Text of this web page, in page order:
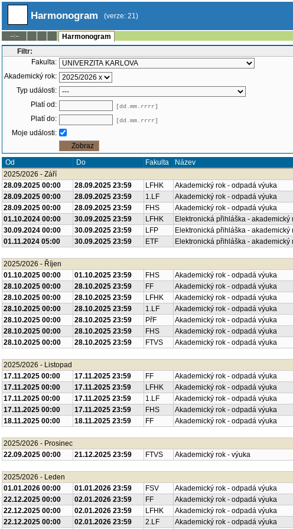
Harmonogram (verze: 21)
--:--
Harmonogram
Filtr:
Fakulta:
Akademický rok:
Typ události:
Platí od:
[dd.mm.rrrr]
Platí do: [dd.mm.rrrr]
Moje události:
Od
Fakulta Název
2025/2026 - Září
28.09.2025 00:00
28.09.2025 23:59 LFHK Akademický rok - odpadá výuka
28.09.2025 00:00
28.09.2025 23:59 1.LF Akademický rok - odpadá výuka
28.09.2025 00:00
28.09.2025 23:59 FHS Akademický rok - odpadá výuka
01.10.2024 00:00
30.09.2025 23:59 LFHK Elektronická přihláška - akademický
30.09.2024 00:00
30.09.2025 23:59 LFP Elektronická přihláška - akademický
2025/2026 - Říjen
01.10.2025 00:00
01.10.2025 23:59 FHS Akademický rok - odpadá výuka
28.10.2025 00:00
28.10.2025 23:59 FF Akademický rok - odpadá výuka
28.10.2025 00:00
28.10.2025 23:59 LFHK Akademický rok - odpadá výuka
28.10.2025 00:00
28.10.2025 23:59 1.LF Akademický rok - odpadá výuka
28.10.2025 00:00
28.10.2025 23:59 PřF Akademický rok - odpadá výuka
28.10.2025 00:00
28.10.2025 23:59 FHS Akademický rok - odpadá výuka
2025/2026 - Listopad
17.11.2025 00:00
17.11.2025 23:59 FF Akademický rok - odpadá výuka
17.11.2025 00:00
17.11.2025 23:59 LFHK Akademický rok - odpadá výuka
17.11.2025 00:00
17.11.2025 23:59 1.LF Akademický rok - odpadá výuka
17.11.2025 00:00
17.11.2025 23:59 FHS Akademický rok - odpadá výuka
2025/2026 - Prosinec
2025/2026 - Leden
01.01.2026 00:00
01.01.2026 23:59 FSV Akademický rok - odpadá výuka
22.12.2025 00:00
02.01.2026 23:59 FF Akademický rok - odpadá výuka
22.12.2025 00:00
02.01.2026 23:59 LFHK Akademický rok - odpadá výuka